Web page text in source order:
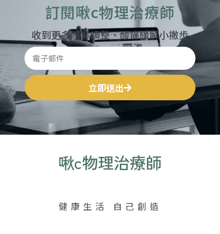
訂閱啾c物理治療師
收到更多體態調整、酸痛緩解小撇步
立即送出
啾c物理治療師
健康生活 自己創造